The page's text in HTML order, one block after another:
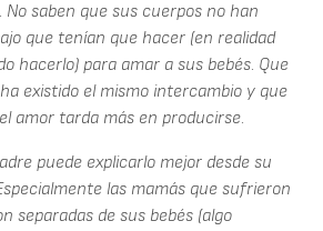
saben que sus cuerpos no han
que tenían que hacer (en realidad
hacerlo) para amar a sus bebés. Que
existido el mismo intercambio y que
amor tarda más en producirse.
puede explicarlo mejor desde su
las mamás que sufrieron
separadas de sus bebés (algo